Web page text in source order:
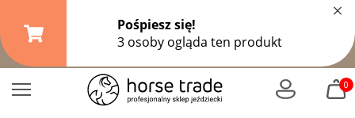
Darmowa dostawa od149,99 zł
299 złpozostałe formy wysyłki
×
0